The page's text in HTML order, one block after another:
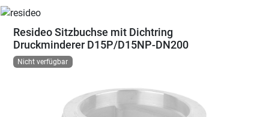
Resideo Sitzbuchse mit Dichtring
Druckminderer D15P/D15NP-DN200
Nicht verfügbar